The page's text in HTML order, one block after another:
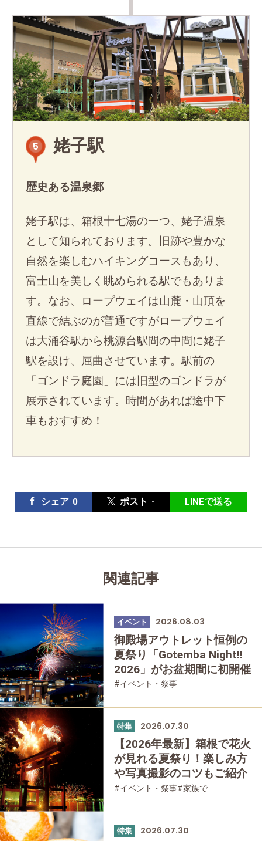
5 姥子駅
歴史ある温泉郷
姥子駅は、箱根十七湯の一つ、姥子温泉
として知られております。旧跡や豊かな
自然を楽しむハイキングコースもあり、
富士山を美しく眺められる駅でもありま
す。なお、ロープウェイは山麓・山頂を
直線で結ぶのが普通ですがロープウェイ
は大涌谷駅から桃源台駅間の中間に姥子
駅を設け、屈曲させています。駅前の
「ゴンドラ庭園」には旧型のゴンドラが
展示されています。時間があれば途中下
車もおすすめ！
シェア 0 ポスト - LINEで送る
関連記事
イベント 2026.08.03
御殿場アウトレット恒例の
夏祭り「Gotemba Night!!
2026」がお盆期間に初開催
#イベント・祭事
特集 2026.07.30
【2026年最新】箱根で花火
が見れる夏祭り！楽しみ方
や写真撮影のコツもご紹介
#イベント・祭事#家族で
特集 2026.07.30